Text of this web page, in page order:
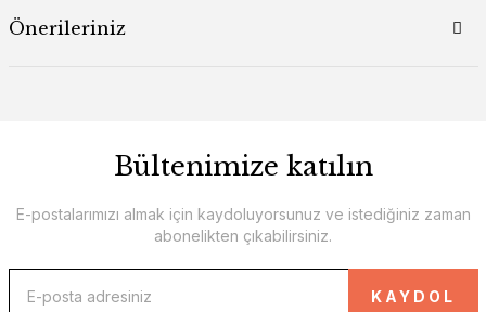
Önerileriniz
Bültenimize katılın
E-postalarımızı almak için kaydoluyorsunuz ve istediğiniz zaman
abonelikten çıkabilirsiniz.
KAYDOL